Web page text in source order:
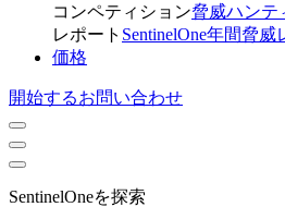
コンペティション脅威ハンテ
レポート SentinelOne年間脅威
価格
開始するお問い合わせ
SentinelOneを探索